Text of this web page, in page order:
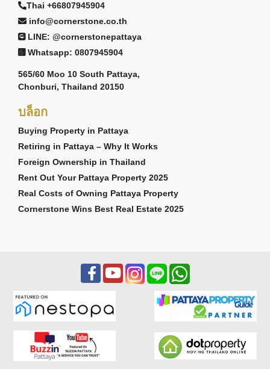
Thai +66807945904
info@cornerstone.co.th
LINE: @cornerstonepattaya
Whatsapp: 0807945904
565/60 Moo 10 South Pattaya,
Chonburi, Thailand 20150
บล็อก
Buying Property in Pattaya
Retiring in Pattaya – Why It Works
Foreign Ownership in Thailand
Rent Out Your Pattaya Property 2025
Real Costs of Owning Pattaya Property
Cornerstone Wins Best Real Estate 2025